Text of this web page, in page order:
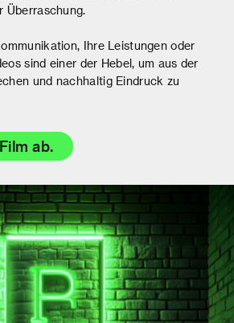
Überraschung.
Ihre Leistungen oder
sind einer der Hebel, um aus der
und nachhaltig Eindruck zu
ab.